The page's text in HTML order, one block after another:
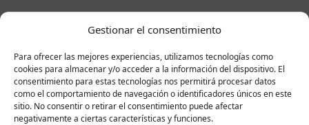
Gestionar el consentimiento
Para ofrecer las mejores experiencias, utilizamos tecnologías como
cookies para almacenar y/o acceder a la información del dispositivo. El
consentimiento para estas tecnologías nos permitirá procesar datos
como el comportamiento de navegación o identificadores únicos en este
sitio. No consentir o retirar el consentimiento puede afectar
negativamente a ciertas características y funciones.
Productos
relacionados